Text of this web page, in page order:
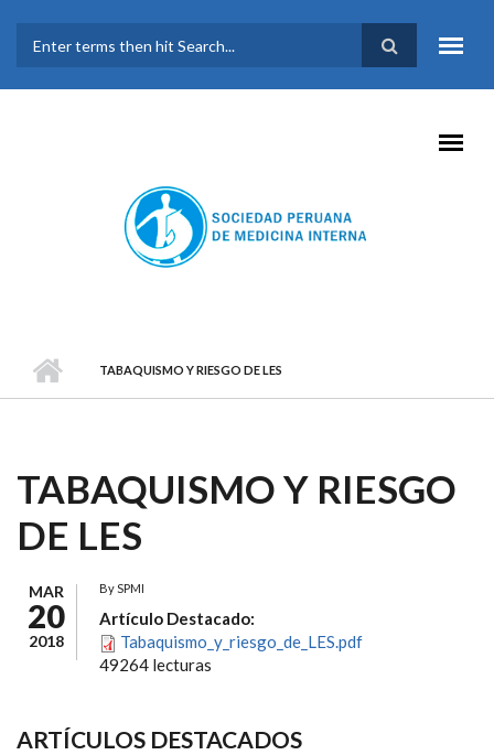
FORMULARIO DE
BÚSQUEDA
TABAQUISMO Y RIESGO DE LES
TABAQUISMO Y RIESGO
DE LES
MAR
20
2018
BySPMI
Artículo Destacado:
Tabaquismo_y_riesgo_de_LES.pdf
49264 lecturas
ARTÍCULOS DESTACADOS